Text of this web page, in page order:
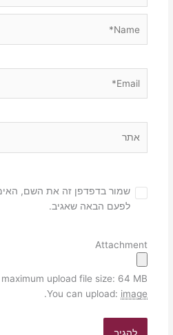
שמור בדפדפן זה את השם,
לפעם הבאה שאגיב.
Attachment
upload file size: 64 MB.
You can upload: image
.